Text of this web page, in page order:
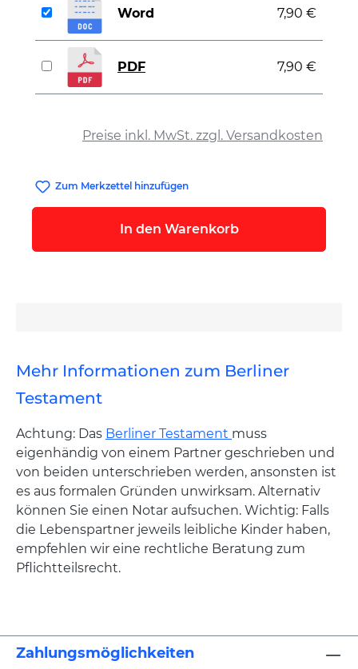
Preise inkl. MwSt. zzgl. Versandkosten
Word 7,90 €
PDF 7,90 €
Zum Merkzettel hinzufügen
In den Warenkorb
Mehr Informationen zum Berliner
Testament
Achtung: Das Berliner Testament muss
eigenhändig von einem Partner geschrieben und
von beiden unterschrieben werden, ansonsten ist
es aus formalen Gründen unwirksam. Alternativ
können Sie einen Notar aufsuchen. Wichtig: Falls
die Lebenspartner jeweils leibliche Kinder haben,
empfehlen wir eine rechtliche Beratung zum
Pflichtteilsrecht.
Zahlungsmöglichkeiten